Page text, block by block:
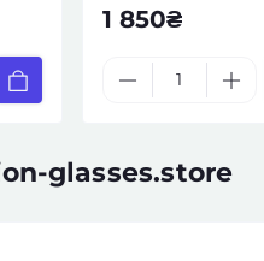
1 850₴
glasses.store